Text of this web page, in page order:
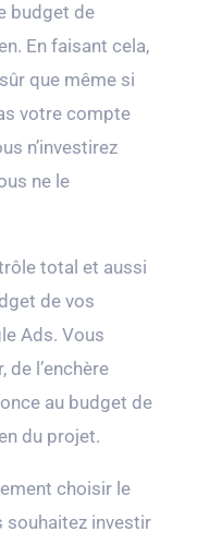
budget de
En faisant cela,
que même si
votre compte
n’investirez
ne le
total et aussi
de vos
Ads. Vous
de l’enchère
au budget de
du projet.
choisir le
souhaitez investir